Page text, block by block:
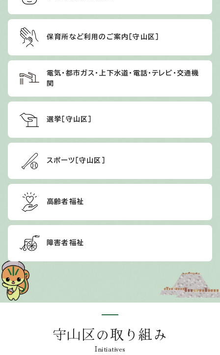
保育所など利用のご案内［守山区］
電気・都市ガス・上下水道・電話・テレビ・交通機
関
選挙［守山区］
スポーツ［守山区］
高齢者福祉
障害者福祉
守山区の取り組み
Initiatives